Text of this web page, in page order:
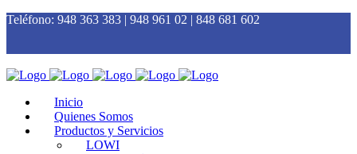
Teléfono: 948 363 383 | 948 961 02 | 848 681 602
Inicio
Quienes Somos
Productos y Servicios
LOWI